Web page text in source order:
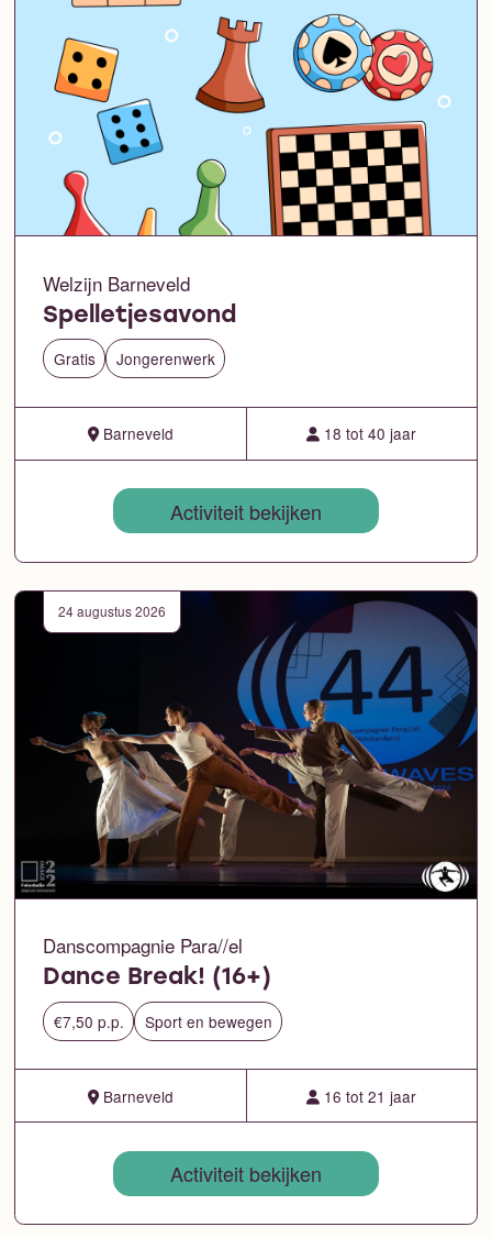
Welzijn Barneveld
Spelletjesavond
Gratis Jongerenwerk
Barneveld 18 tot 40 jaar
Activiteit bekijken
24 augustus 2026
Danscompagnie Para//el
Dance Break! (16+)
€7,50 p.p. Sport en bewegen
Barneveld 16 tot 21 jaar
Activiteit bekijken